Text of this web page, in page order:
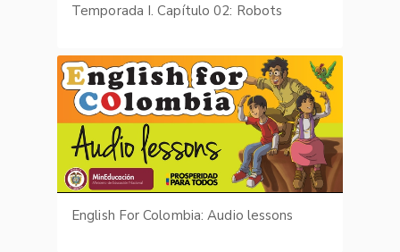
Temporada I. Capítulo 02: Robots
English For Colombia: Audio lessons